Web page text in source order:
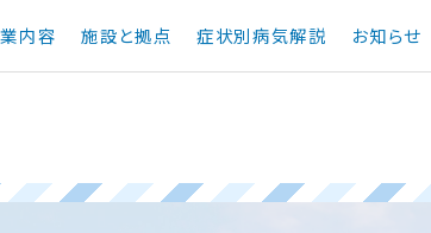
内容 施設と拠点 症状別病気解説 お知らせ